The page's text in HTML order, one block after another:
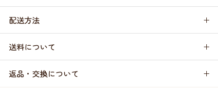
配送方法
送料について
返品・交換について